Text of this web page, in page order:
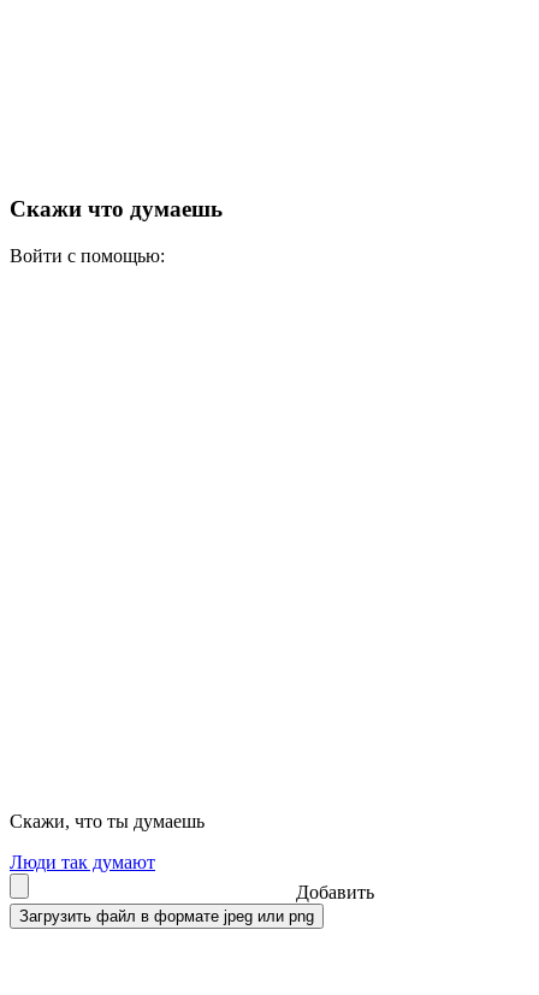
Скажи что думаешь
Войти с помощью:
Скажи, что ты думаешь
Люди так думают
Добавить